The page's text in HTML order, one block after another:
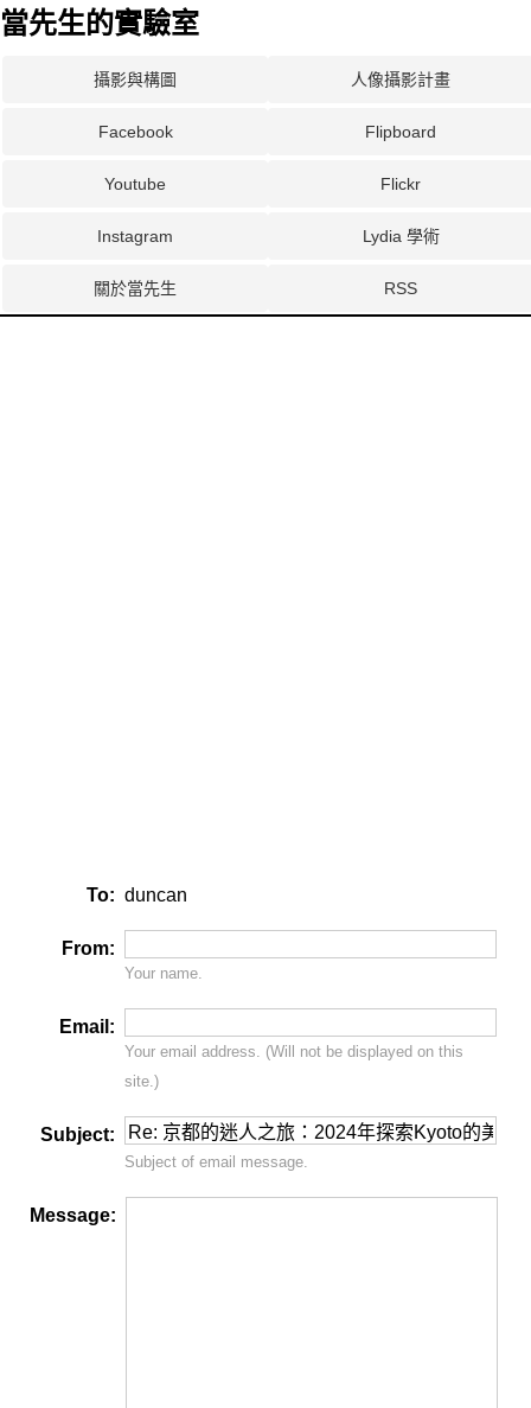
當先生的實驗室
攝影與構圖 人像攝影計畫
Facebook Flipboard
Youtube Flickr
Instagram Lydia 學術
關於當先生 RSS
To: duncan
From:
Your name.
Email:
Your email address. (Will notbe displayed on this
site.)
Subject:
Subject of email message.
Message: